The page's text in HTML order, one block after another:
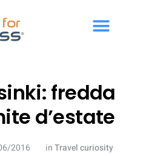
fredda
d’estate
2016 inTravel curiosity